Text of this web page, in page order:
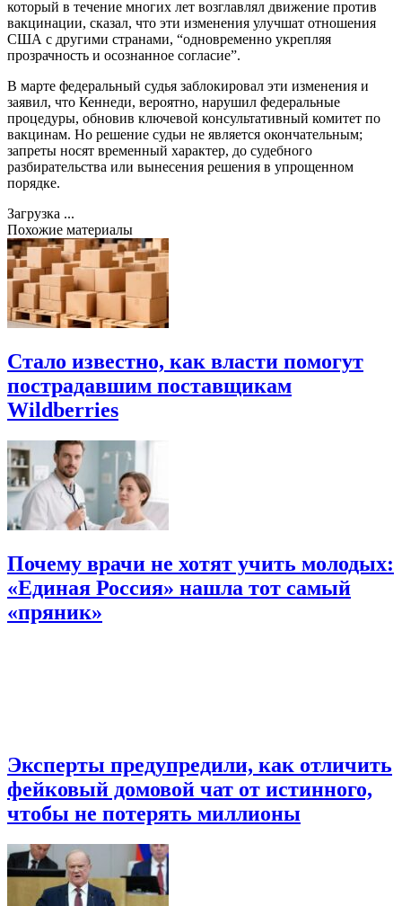
который в течение многих лет возглавлял движение против
вакцинации, сказал, что эти изменения улучшат отношения
США с другими странами, “одновременно укрепляя
прозрачность и осознанное согласие”.
В марте федеральный судья заблокировал эти изменения и
заявил, что Кеннеди, вероятно, нарушил федеральные
процедуры, обновив ключевой консультативный комитет по
вакцинам. Но решение судьи не является окончательным;
запреты носят временный характер, до судебного
разбирательства или вынесения решения в упрощенном
порядке.
Загрузка ...
Похожие материалы
Стало известно, как власти помогут
пострадавшим поставщикам
Wildberries
Почему врачи не хотят учить молодых:
«Единая Россия» нашла тот самый
«пряник»
Эксперты предупредили, как отличить
фейковый домовой чат от истинного,
чтобы не потерять миллионы